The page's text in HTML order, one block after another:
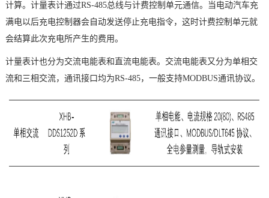
计算。计量表计通过RS-485总线与计费控制单元通信。当电动汽车充
满电以后充电控制器会自动发送停止充电指令，这时计费控制单元就
会结算此次充电所产生的费用。
计量表计也分为交流电能表和直流电能表。交流电能表又分为单相交
流和三相交流，通讯接口均为RS-485，一般支持MODBUS通讯协议。